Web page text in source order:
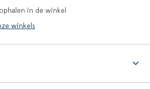
in de winkel
winkels